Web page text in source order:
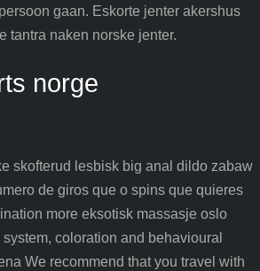
gaan. Eskorte jenter akershus
tantra naken norske jenter.
norge
skofterud lesbisk big anal dildo zabaw
de giros que o spins que quieres
more eksotisk massasje oslo
coloration and behavioural
We recommend that you travel with